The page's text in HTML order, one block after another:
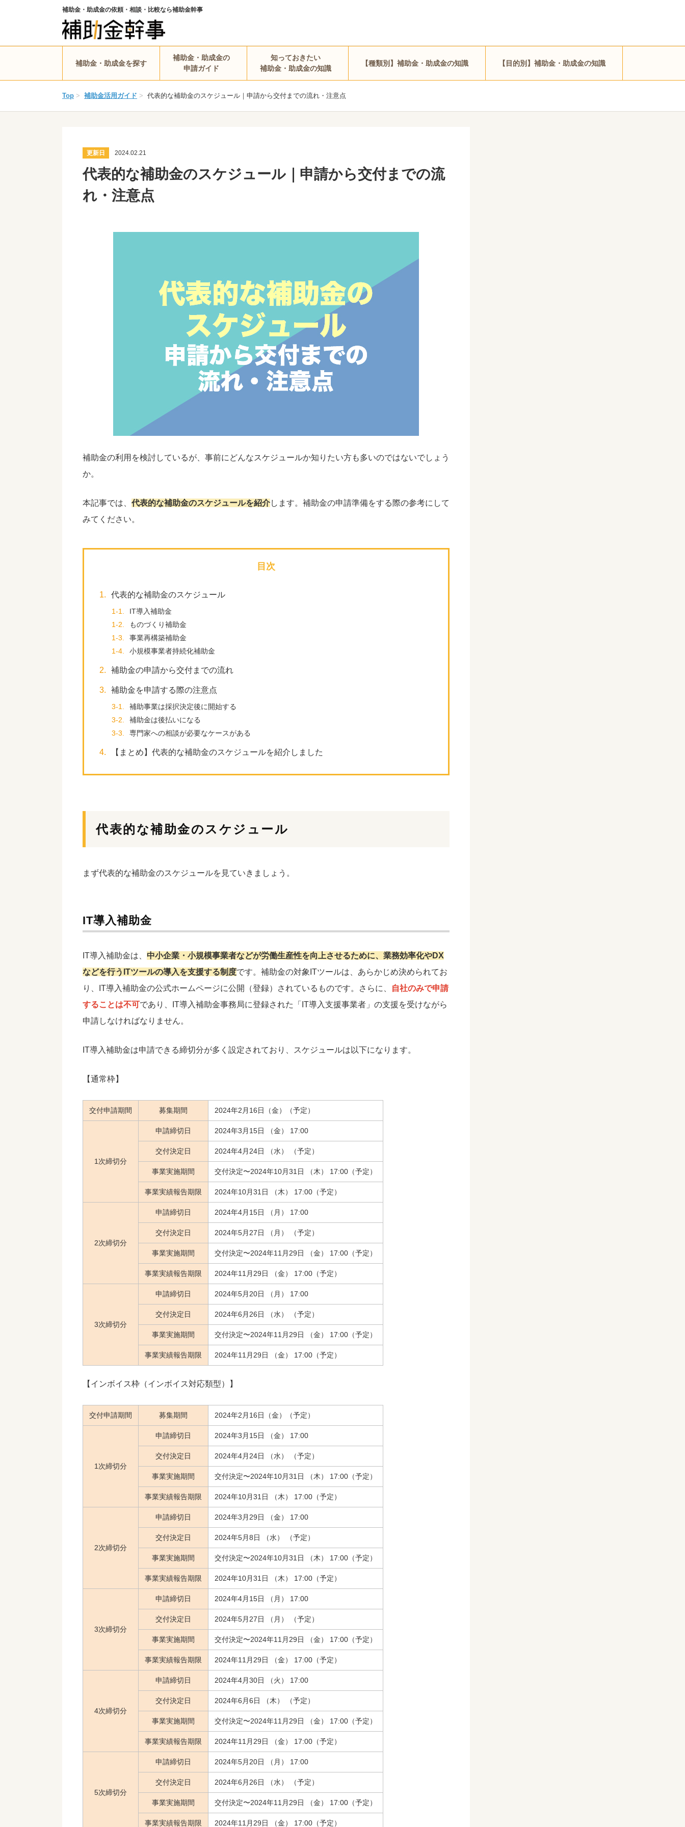
補助金・助成金の依頼・相談・比較なら補助金幹事
補助金・助成金を探す
補助金・助成金の
申請ガイド
知っておきたい
補助金・助成金の知識
【種類別】補助金・助成金の知識 【目的別】補助金・助成金の知識
Top > 補助金活用ガイド > 代表的な補助金のスケジュール｜申請から交付までの流れ・注意点
更新日 2024.02.21
代表的な補助金のスケジュール｜申請から交付までの流
れ・注意点
補助金の利用を検討しているが、事前にどんなスケジュールか知りたい方も多いのではないでしょう
か。
本記事では、 代表的な補助金のスケジュールを紹介します。補助金の申請準備をする際の参考にして
みてください。
目次
1. 代表的な補助金のスケジュール
1-1.
IT導入補助金
1-2.
ものづくり補助金
1-3.
事業再構築補助金
1-4.
小規模事業者持続化補助金
2. 補助金の申請から交付までの流れ
3. 補助金を申請する際の注意点
3-1.
補助事業は採択決定後に開始する
3-2.
補助金は後払いになる
3-3.
専門家への相談が必要なケースがある
4. 【まとめ】代表的な補助金のスケジュールを紹介しました
代表的な補助金のスケジュール
まず代表的な補助金のスケジュールを見ていきましょう。
IT導入補助金
IT導入補助金は、 中小企業・小規模事業者などが労働生産性を向上させるために、業務効率化やDX
などを行うITツールの導入を支援する制度です。補助金の対象ITツールは、あらかじめ決められてお
り、IT導入補助金の公式ホームページに公開（登録）されているものです。さらに、
自社のみで申請
することは不可であり、IT導入補助金事務局に登録された「IT導入支援事業者」の支援を受けながら
申請しなければなりません。
IT導入補助金は申請できる締切分が多く設定されており、スケジュールは以下になります。
【通常枠】
交付申請期間 募集期間 2024年2月16日（金）（予定）
1次締切分
申請締切日 2024年3月15日 （金） 17:00
交付決定日 2024年4月24日 （水） （予定）
事業実施期間 交付決定〜2024年10月31日 （木） 17:00（予定）
事業実績報告期限 2024年10月31日 （木） 17:00（予定）
2次締切分
申請締切日 2024年4月15日 （月） 17:00
交付決定日 2024年5月27日 （月） （予定）
事業実施期間 交付決定〜2024年11月29日 （金） 17:00（予定）
事業実績報告期限 2024年11月29日 （金） 17:00（予定）
3次締切分
申請締切日 2024年5月20日 （月） 17:00
交付決定日 2024年6月26日 （水） （予定）
事業実施期間 交付決定〜2024年11月29日 （金） 17:00（予定）
事業実績報告期限 2024年11月29日 （金） 17:00（予定）
【インボイス枠（インボイス対応類型）】
交付申請期間 募集期間 2024年2月16日（金）（予定）
1次締切分
申請締切日 2024年3月15日 （金） 17:00
交付決定日 2024年4月24日 （水） （予定）
事業実施期間 交付決定〜2024年10月31日 （木） 17:00（予定）
事業実績報告期限 2024年10月31日 （木） 17:00（予定）
2次締切分
申請締切日 2024年3月29日 （金） 17:00
交付決定日 2024年5月8日 （水） （予定）
事業実施期間 交付決定〜2024年10月31日 （木） 17:00（予定）
事業実績報告期限 2024年10月31日 （木） 17:00（予定）
3次締切分
申請締切日 2024年4月15日 （月） 17:00
交付決定日 2024年5月27日 （月） （予定）
事業実施期間 交付決定〜2024年11月29日 （金） 17:00（予定）
事業実績報告期限 2024年11月29日 （金） 17:00（予定）
4次締切分
申請締切日 2024年4月30日 （火） 17:00
交付決定日 2024年6月6日 （木） （予定）
事業実施期間 交付決定〜2024年11月29日 （金） 17:00（予定）
事業実績報告期限 2024年11月29日 （金） 17:00（予定）
5次締切分
申請締切日 2024年5月20日 （月） 17:00
交付決定日 2024年6月26日 （水） （予定）
事業実施期間 交付決定〜2024年11月29日 （金） 17:00（予定）
事業実績報告期限 2024年11月29日 （金） 17:00（予定）